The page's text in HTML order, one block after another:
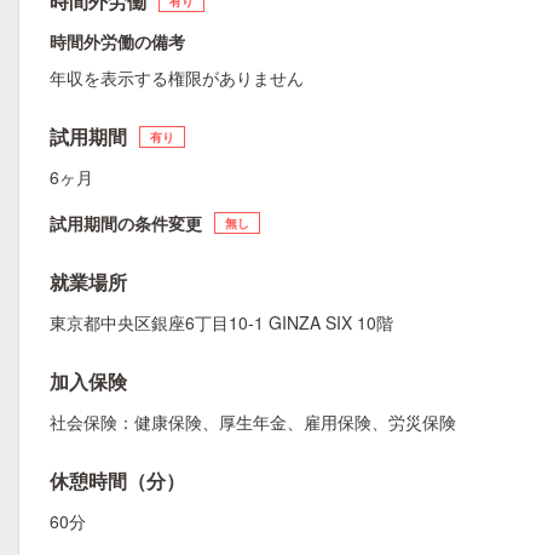
時間外労働の備考
年収を表示する権限がありません
試用期間 有り
6ヶ月
試用期間の条件変更
無し
就業場所
東京都中央区銀座6丁目10-1 GINZA SIX 10階
加入保険
社会保険：健康保険、厚生年金、雇用保険、労災保険
休憩時間（分）
60分